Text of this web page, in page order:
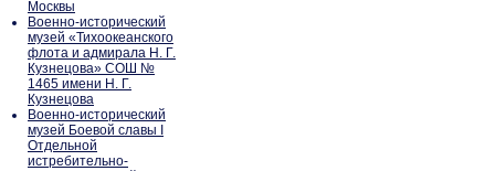
Москвы
Военно-исторический
музей «Тихоокеанского
флота и адмирала Н. Г.
Кузнецова» СОШ №
1465 имени Н. Г.
Кузнецова
Военно-исторический
музей Боевой славы I
Отдельной
истребительно-